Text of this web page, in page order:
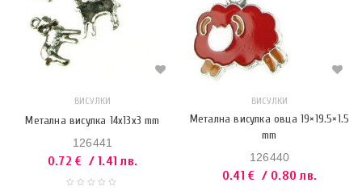
ВИСУЛКИ
Метална висулка 14x13x3 mm
126441
0.72€ / 1.41 лв.
ВИСУЛКИ
Метална висулка овца 19×19.5×1.5
mm
126440
0.41€ / 0.80 лв.